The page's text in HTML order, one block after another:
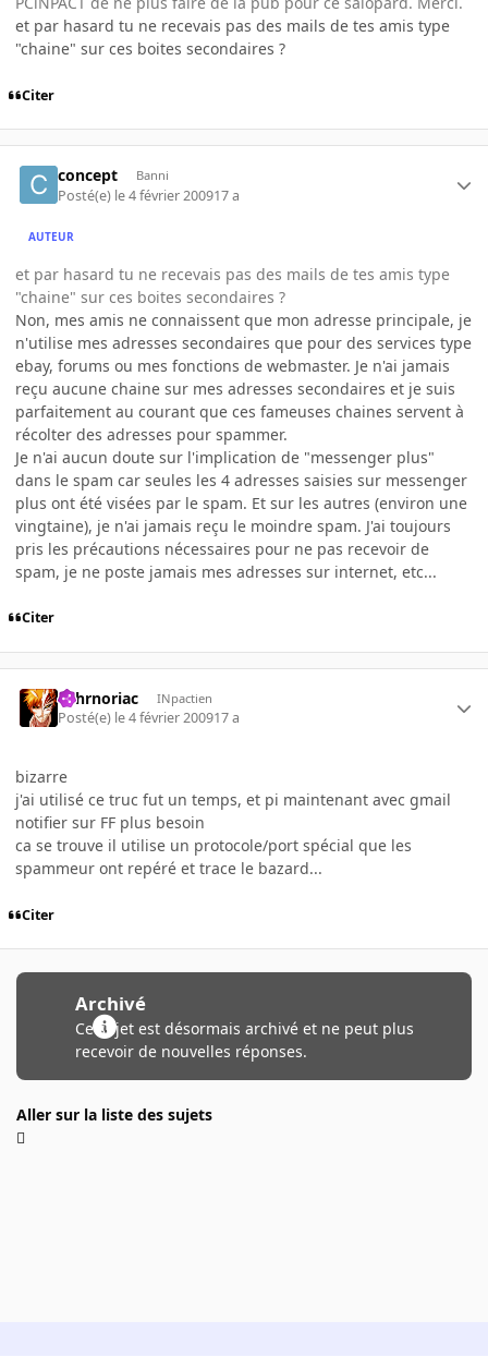
et par hasard tu ne recevais pas des mails de tes amis type
"chaine" sur ces boites secondaires ?
Citer
concept Banni
Posté(e) le 4 février 200917 a
AUTEUR
et par hasard tu ne recevais pas des mails de tes amis type
"chaine" sur ces boites secondaires ?
Non, mes amis ne connaissent que mon adresse principale, je
n'utilise mes adresses secondaires que pour des services type
ebay, forums ou mes fonctions de webmaster. Je n'ai jamais
reçu aucune chaine sur mes adresses secondaires et je suis
parfaitement au courant que ces fameuses chaines servent à
récolter des adresses pour spammer.
Je n'ai aucun doute sur l'implication de "messenger plus"
dans le spam car seules les 4 adresses saisies sur messenger
plus ont été visées par le spam. Et sur les autres (environ une
vingtaine), je n'ai jamais reçu le moindre spam. J'ai toujours
pris les précautions nécessaires pour ne pas recevoir de
spam, je ne poste jamais mes adresses sur internet, etc...
Citer
Tohrnoriac INpactien
Posté(e) le 4 février 200917 a
bizarre
j'ai utilisé ce truc fut un temps, et pi maintenant avec gmail
notifier sur FF plus besoin
ca se trouve il utilise un protocole/port spécial que les
spammeur ont repéré et trace le bazard...
Citer
Archivé
Ce sujet est désormais archivé et ne peut plus
recevoir de nouvelles réponses.
Aller sur la liste des sujets